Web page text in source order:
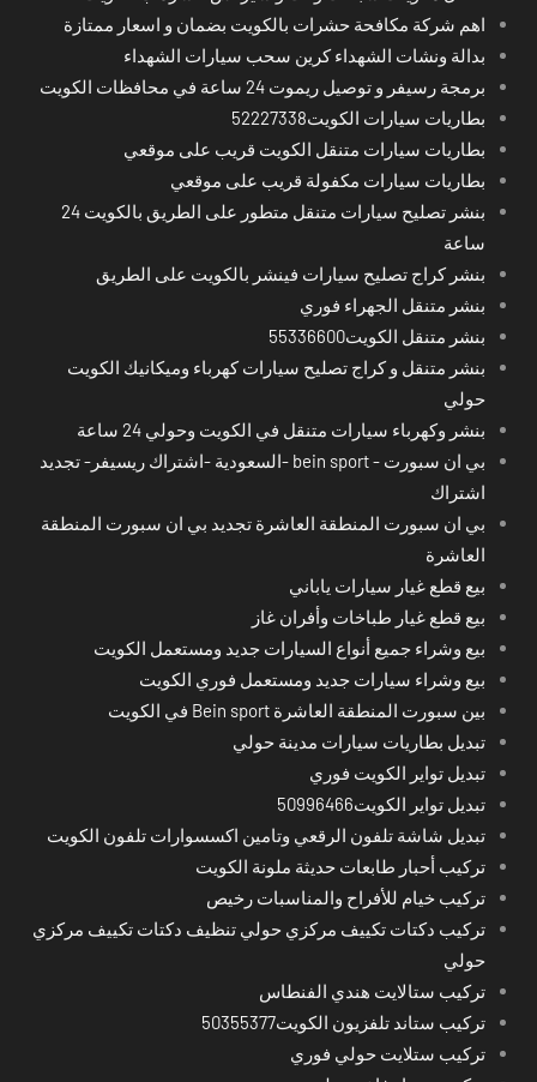
اهم شركة مكافحة حشرات بالكويت بضمان و اسعار ممتازة
بدالة ونشات الشهداء كرين سحب سيارات الشهداء
برمجة رسيفر و توصيل ريموت 24 ساعة في محافظات الكويت
بطاريات سيارات الكويت52227338
بطاريات سيارات متنقل الكويت قريب على موقعي
بطاريات سيارات مكفولة قريب على موقعي
بنشر تصليح سيارات متنقل متطور على الطريق بالكويت 24
ساعة
بنشر كراج تصليح سيارات فينشر بالكويت على الطريق
بنشر متنقل الجهراء فوري
بنشر متنقل الكويت55336600
بنشر متنقل و كراج تصليح سيارات كهرباء وميكانيك الكويت
حولي
بنشر وكهرباء سيارات متنقل في الكويت وحولي 24 ساعة
بي ان سبورت - bein sport -السعودية -اشتراك ريسيفر- تجديد
اشتراك
بي ان سبورت المنطقة العاشرة تجديد بي ان سبورت المنطقة
العاشرة
بيع قطع غيار سيارات ياباني
بيع قطع غيار طباخات وأفران غاز
بيع وشراء جميع أنواع السيارات جديد ومستعمل الكويت
بيع وشراء سيارات جديد ومستعمل فوري الكويت
بين سبورت المنطقة العاشرة Bein sport في الكويت
تبديل بطاريات سيارات مدينة حولي
تبديل تواير الكويت فوري
تبديل تواير الكويت50996466
تبديل شاشة تلفون الرقعي وتامين اكسسوارات تلفون الكويت
تركيب أحبار طابعات حديثة ملونة الكويت
تركيب خيام للأفراح والمناسبات رخيص
تركيب دكتات تكييف مركزي حولي تنظيف دكتات تكييف مركزي
حولي
تركيب ستالايت هندي الفنطاس
تركيب ستاند تلفزيون الكويت50355377
تركيب ستلايت حولي فوري